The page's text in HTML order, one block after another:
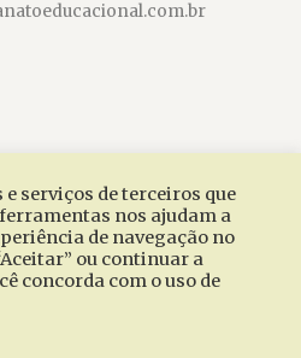
2026
.
serviços de terceiros que
nos ajudam a
de navegação no
ou continuar a
concorda com o uso de